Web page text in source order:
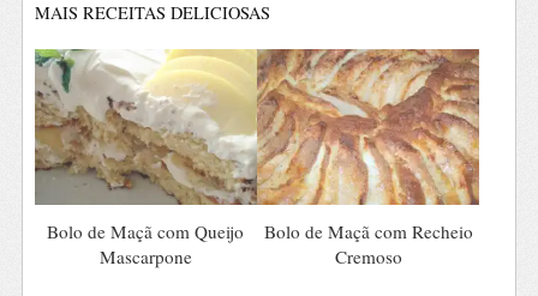
MAIS RECEITAS DELICIOSAS
Bolo de Maçã com Queijo
Mascarpone
Bolo de Maçã com Recheio
Cremoso